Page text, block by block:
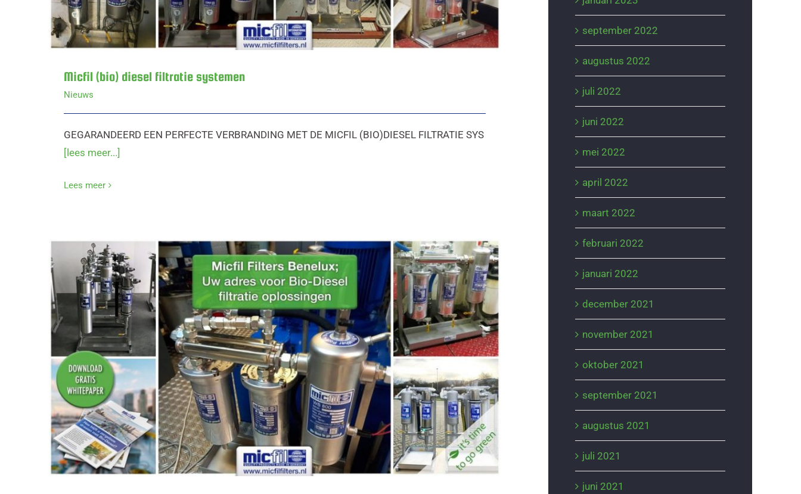
Micfil (bio) diesel filtratie systemen
Nieuws
GEGARANDEERD EEN PERFECTE VERBRANDING MET DE MICFIL (BIO)DIESEL FILTRATIE SYS
[lees meer...]
Lees meer
Micfil multi-stadia filtratie-systemen
september 2022
augustus 2022
juli 2022
juni 2022
mei 2022
april 2022
maart 2022
februari 2022
januari 2022
december 2021
november 2021
oktober 2021
september 2021
augustus 2021
juli 2021
juni 2021